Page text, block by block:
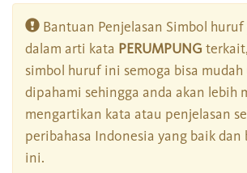
Bantuan Penjelasan Simbol huruf
dalam arti kata PERUMPUNG
simbol huruf ini semoga bisa
dipahami sehingga anda akan lebih
mengartikan kata atau penjelasan
peribahasa Indonesia yang baik dan
ini.